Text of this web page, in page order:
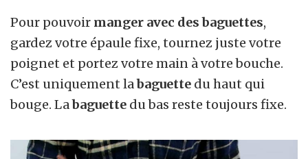
Pour pouvoir manger avec des baguettes,
gardez votre épaule fixe, tournez juste votre
poignet et portez votre main à votre bouche.
C’est uniquement labaguette du haut qui
bouge. Labaguette du bas reste toujours fixe.